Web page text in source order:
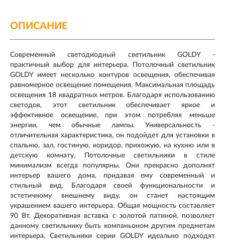
ОПИСАНИЕ
Современный светодиодный светильник GOLDY -
практичный выбор для интерьера. Потолочный светильник
GOLDY имеет несколько контуров освещения, обеспечивая
равномерное освещение помещения. Максимальная площадь
освещения 18 квадратных метров. Благодаря использованию
светодов, этот светильник обеспечивает яркое и
эффективное освещение, при этом потребляя меньше
энергии, чем обычные лампы. Универсальность -
отличительная характеристика, он подойдет для установки в
спальню, зал, гостиную, коридор, прихожую, на кухню или в
детскую комнату. Потолочные светильники в стиле
минимализм всегда популярны. Они прекрасно дополнят
интерьер вашего дома, придавая ему современный и
стильный вид. Благодаря своей функциональности и
эстетичному внешнему виду, он станет настоящим
украшением вашего интерьера. Общая мощность составляет
90 Вт. Декоративная вставка с золотой патиной, позволяет
данному светильнику быть компаньоном другим предметам
интерьера. Светильники серии GOLDY идеально подходят